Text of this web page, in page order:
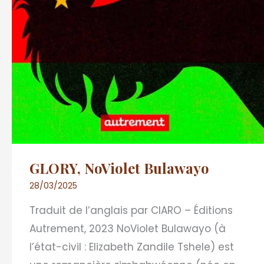
GLORY, NoViolet Bulawayo
28/03/2025
Traduit de l’anglais par CIARO – Éditions
Autrement, 2023 NoViolet Bulawayo (à
l’état-civil : Elizabeth Zandile Tshele) est